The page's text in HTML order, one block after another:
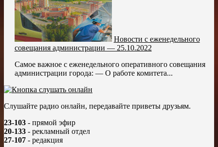
Новости с еженедельного
совещания администрации — 25.10.2022
Самое важное с еженедельного оперативного совещания
администрации города: — О работе комитета...
Слушайте радио онлайн, передавайте приветы друзьям.
23-103 - прямой эфир
20-133 - рекламный отдел
27-107 - редакция